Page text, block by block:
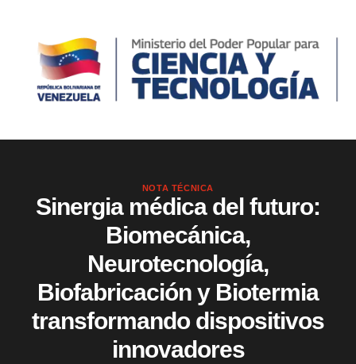
NOTA TÉCNICA
Sinergia médica del futuro:
Biomecánica,
Neurotecnología,
Biofabricación y Biotermia
transformando dispositivos
innovadores